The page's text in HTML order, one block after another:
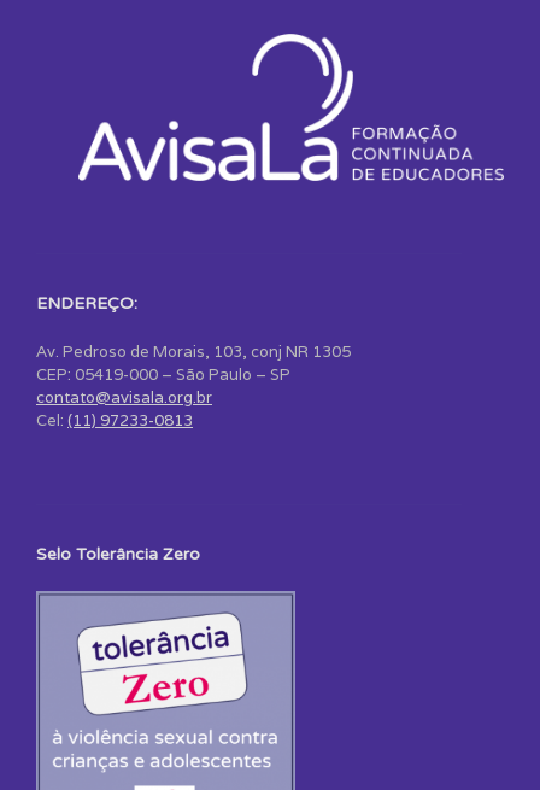
ENDEREÇO:
Av. Pedroso de Morais, 103, conj NR 1305
CEP: 05419-000 – São Paulo – SP
contato@avisala.org.br
Cel: (11) 97233-0813
Selo Tolerância Zero